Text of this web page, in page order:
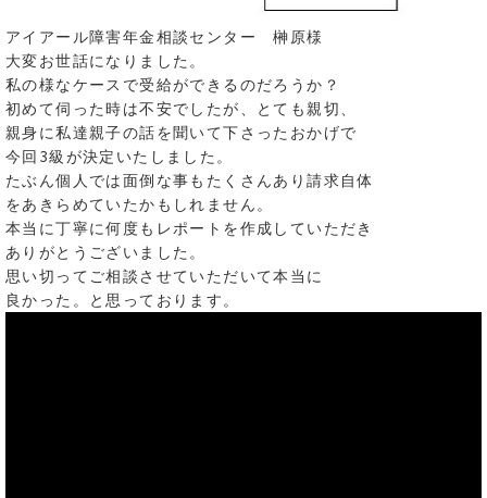
アイアール障害年金相談センター 榊原様
大変お世話になりました。
私の様なケースで受給ができるのだろうか？
初めて伺った時は不安でしたが、とても親切、
親身に私達親子の話を聞いて下さったおかげで
今回3級が決定いたしました。
たぶん個人では面倒な事もたくさんあり請求自体
をあきらめていたかもしれません。
本当に丁寧に何度もレポートを作成していただき
ありがとうございました。
思い切ってご相談させていただいて本当に
良かった。と思っております。